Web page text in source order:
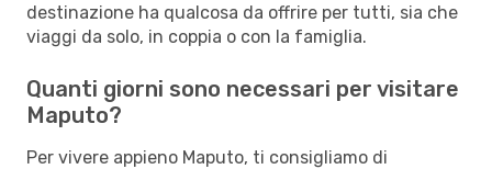
destinazione ha qualcosa da offrire per tutti, sia che
viaggi da solo, in coppia o con la famiglia.
Quanti giorni sono necessari per visitare
Maputo?
Per vivere appieno Maputo, ti consigliamo di